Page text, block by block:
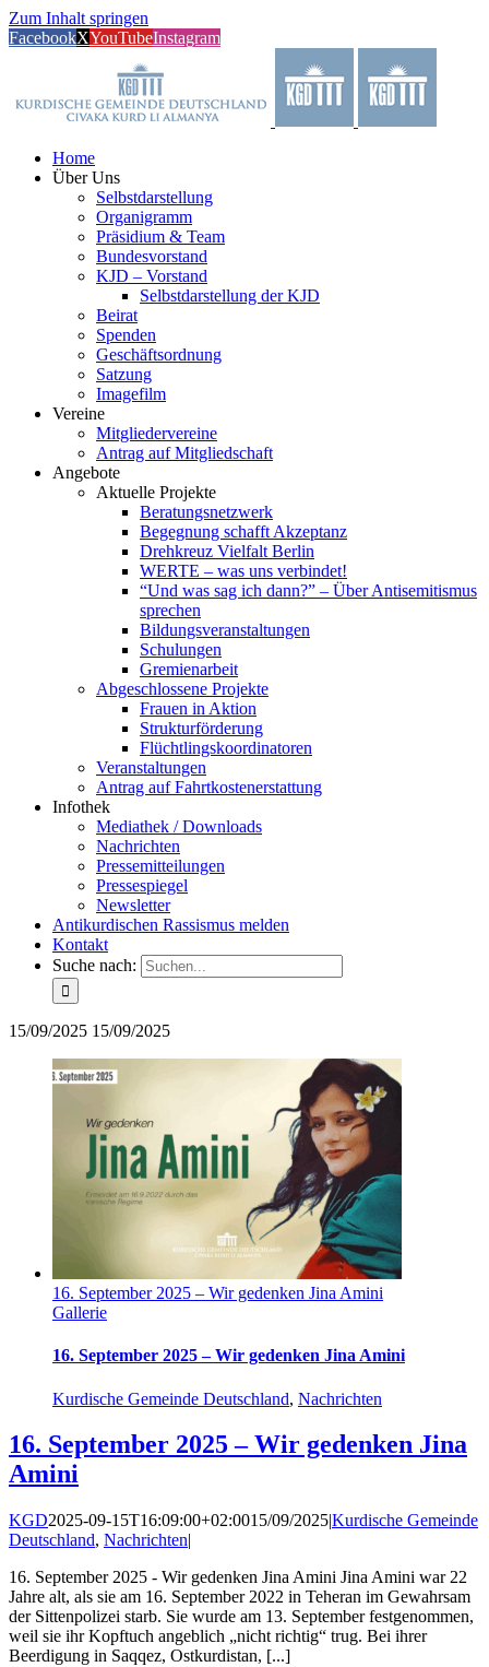
Zum Inhalt springen
FacebookXYouTubeInstagram
Home
Über Uns
Selbstdarstellung
Organigramm
Präsidium & Team
Bundesvorstand
KJD – Vorstand
Selbstdarstellung der KJD
Beirat
Spenden
Geschäftsordnung
Satzung
Imagefilm
Vereine
Mitgliedervereine
Antrag auf Mitgliedschaft
Angebote
Aktuelle Projekte
Beratungsnetzwerk
Begegnung schafft Akzeptanz
Drehkreuz Vielfalt Berlin
WERTE – was uns verbindet!
“Und was sag ich dann?” – Über Antisemitismus
sprechen
Bildungsveranstaltungen
Schulungen
Gremienarbeit
Abgeschlossene Projekte
Frauen in Aktion
Strukturförderung
Flüchtlingskoordinatoren
Veranstaltungen
Antrag auf Fahrtkostenerstattung
Infothek
Mediathek / Downloads
Nachrichten
Pressemitteilungen
Pressespiegel
Newsletter
Antikurdischen Rassismus melden
Kontakt
Suche nach:
15/09/2025 15/09/2025
16. September 2025 – Wir gedenken Jina Amini
Gallerie
16. September 2025 – Wir gedenken Jina Amini
Kurdische Gemeinde Deutschland, Nachrichten
16. September 2025 – Wir gedenken Jina
Amini
KGD2025-09-15T16:09:00+02:0015/09/2025|Kurdische Gemeinde
Deutschland, Nachrichten|
16. September 2025 - Wir gedenken Jina Amini Jina Amini war 22
Jahre alt, als sie am 16. September 2022 in Teheran im Gewahrsam
der Sittenpolizei starb. Sie wurde am 13. September festgenommen,
weil sie ihr Kopftuch angeblich „nicht richtig“ trug. Bei ihrer
Beerdigung in Saqqez, Ostkurdistan, [...]